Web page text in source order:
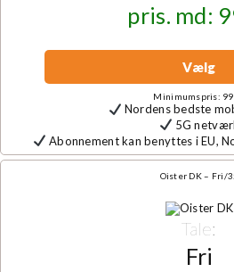
pris. md:
Vælg
Minimumspris:
Nordens bedste
5G
Abonnement kan benyttes i EU,
Oister DK – Fri/
Tale:
Fri